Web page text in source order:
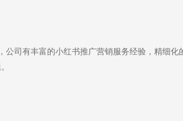
司有丰富的小红书推广营销服务经验，精细化